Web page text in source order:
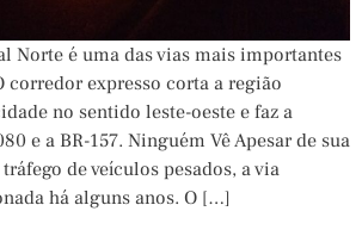
Norte é uma das vias mais importantes
corredor expresso corta a região
no sentido leste-oeste e faz a
e a BR-157. Ninguém Vê Apesar de sua
de veículos pesados, a via
há alguns anos. O […]